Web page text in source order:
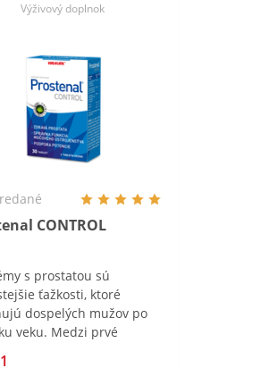
Výživový doplnok
CONTROL
s prostatou sú
ťažkosti, ktoré
dospelých mužov po
veku. Medzi prvé